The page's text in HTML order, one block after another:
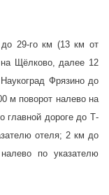
29-го км (13 км от
Щёлково, далее 12
Фрязино до
м поворот налево на
главной дороге до Т-
отеля; 2 км до
по указателю